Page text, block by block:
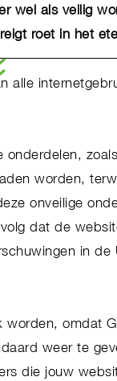
wel als veilig
roet in het
alle
worden,
onveilige
dat de
in
omdat
weer te
die jouw